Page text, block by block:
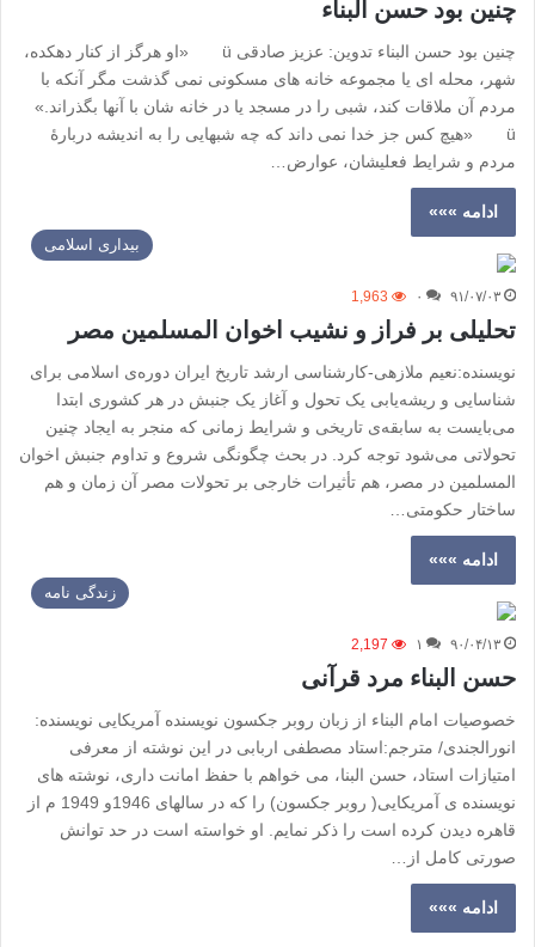
چنین بود حسن البناء
چنین بود حسن البناء تدوین: عزیز صادقی ü «او هرگز از کنار دهکده،
شهر، محله ای یا مجموعه خانه های مسکونی نمی گذشت مگر آنکه با
مردم آن ملاقات کند، شبی را در مسجد یا در خانه شان با آنها بگذراند.»
ü «هیچ کس جز خدا نمی داند که چه شبهایی را به اندیشه دربارۀ
مردم و شرایط فعلیشان، عوارض…
ادامه »»»
بیداری اسلامی
۹۱/۰۷/۰۳ ۰ 1,963
تحلیلی بر فراز و نشیب اخوان المسلمین مصر
نویسنده:نعیم ملازهی-کار‌شناسی ارشد تاریخ ایران دوره‌ی اسلامی برای
شناسایی و ریشه‌یابی یک تحول و آغاز یک جنبش در هر کشوری ابتدا
می‌بایست به سابقه‌ی تاریخی و شرایط زمانی که منجر به ایجاد چنین
تحولاتی می‌شود توجه کرد. در بحث چگونگی شروع و تداوم جنبش اخوان
المسلمین در مصر، هم تأثیرات خارجی بر تحولات مصر آن زمان و هم
ساختار حکومتی…
ادامه »»»
زندگی نامه
۹۰/۰۴/۱۳ ۱ 2,197
حسن البناء مرد قرآنی
خصوصیات امام البناء از زبان روبر جکسون نویسنده آمریکایی نویسنده:
انورالجندی/ مترجم:استاد مصطفی اربابی در این نوشته از معرفی
امتیازات استاد، حسن البنا، می خواهم با حفظ امانت داری، نوشته های
نویسنده ی آمریکایی( روبر جکسون) را که در سالهای 1946و 1949 م از
قاهره دیدن کرده است را ذکر نمایم. او خواسته است در حد توانش
صورتی کامل از…
ادامه »»»